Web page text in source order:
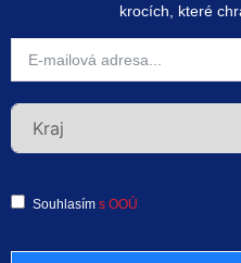
krocích, které
Souhlasím s OOÚ